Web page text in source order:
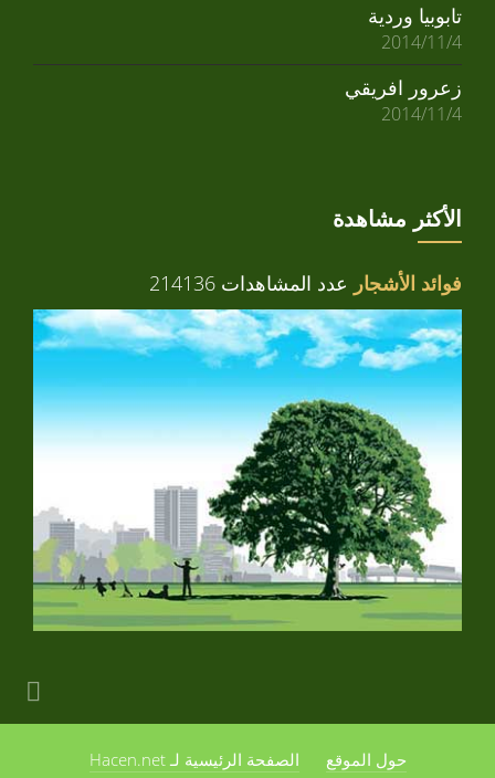
تابوبيا وردية
2014/11/4
زعرور افريقي
2014/11/4
الأكثر مشاهدة
فوائد الأشجار عدد المشاهدات 214136
حول الموقع
الصفحة الرئيسية لـ Hacen.net